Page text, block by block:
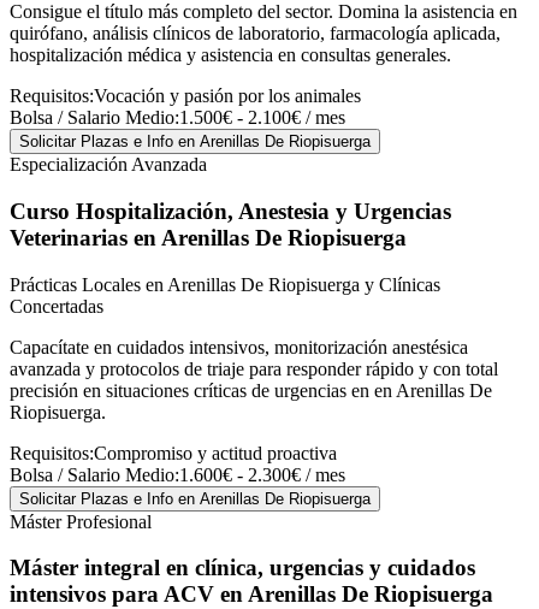
Consigue el título más completo del sector. Domina la asistencia en
quirófano, análisis clínicos de laboratorio, farmacología aplicada,
hospitalización médica y asistencia en consultas generales.
Requisitos:Vocación y pasión por los animales
Bolsa / Salario Medio:1.500€ - 2.100€ / mes
Solicitar Plazas e Info en Arenillas De Riopisuerga
Especialización Avanzada
Curso Hospitalización, Anestesia y Urgencias
Veterinarias en Arenillas De Riopisuerga
Prácticas Locales en Arenillas De Riopisuerga y Clínicas
Concertadas
Capacítate en cuidados intensivos, monitorización anestésica
avanzada y protocolos de triaje para responder rápido y con total
precisión en situaciones críticas de urgencias en en Arenillas De
Riopisuerga.
Requisitos:Compromiso y actitud proactiva
Bolsa / Salario Medio:1.600€ - 2.300€ / mes
Solicitar Plazas e Info en Arenillas De Riopisuerga
Máster Profesional
Máster integral en clínica, urgencias y cuidados
intensivos para ACV en Arenillas De Riopisuerga